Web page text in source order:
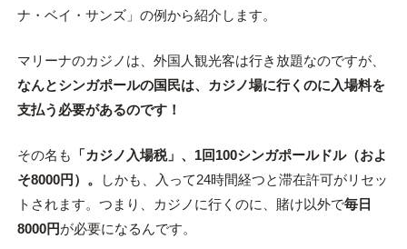
ナ・ベイ・サンズ」の例から紹介します。
マリーナのカジノは、外国人観光客は行き放題なのですが、
なんとシンガポールの国民は、カジノ場に行くのに入場料を
支払う必要があるのです！
その名も
「カジノ入場税」、1回100シンガポールドル（およ
そ8000円）。
しかも、入って24時間経つと滞在許可がリセッ
トされます。つまり、カジノに行くのに、賭け以外で毎日
8000円が必要になるんです。